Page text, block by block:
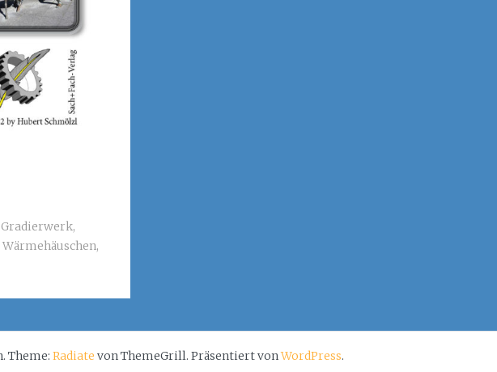
Gradierwerk,
Wärmehäuschen,
Theme: Radiate von ThemeGrill. Präsentiert vonWordPress.